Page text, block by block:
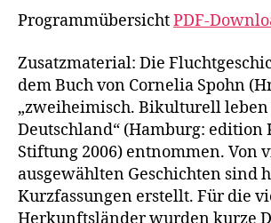
ProgrammübersichtPDF-
Zusatzmaterial: Die
dem Buch von Cornelia Spohn
„zweiheimisch. Bikulturell
Deutschland“ (Hamburg: edition
Stiftung 2006) entnommen. Von
ausgewählten Geschichten sind
Kurzfassungen erstellt. Für die
Herkunftsländer wurden kurze